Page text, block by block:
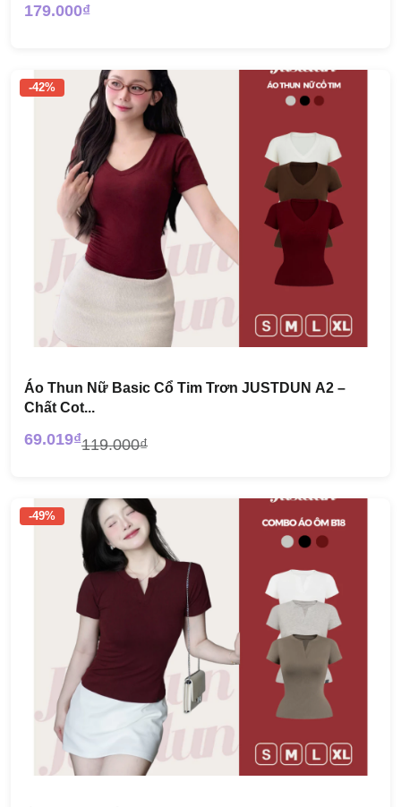
179.000₫
-42%
Áo Thun Nữ Basic Cổ Tim Trơn JUSTDUN A2 –
Chất Cot...
69.019₫119.000₫
-49%